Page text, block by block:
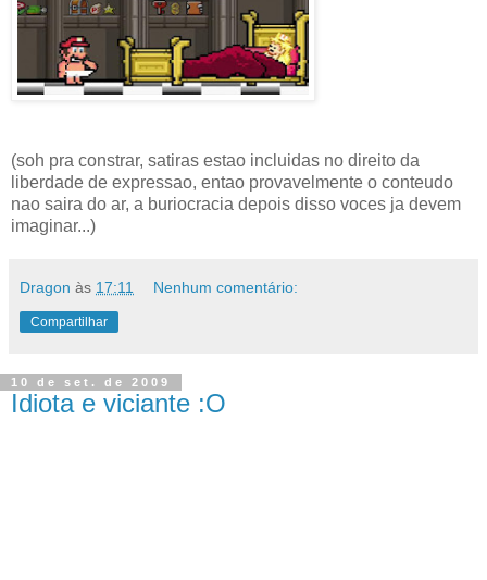
(soh pra constrar, satiras estao incluidas no direito da
liberdade de expressao, entao provavelmente o conteudo
nao saira do ar, a buriocracia depois disso voces ja devem
imaginar...)
Dragon às 17:11 Nenhum comentário:
Compartilhar
10 de set. de 2009
Idiota e viciante :O